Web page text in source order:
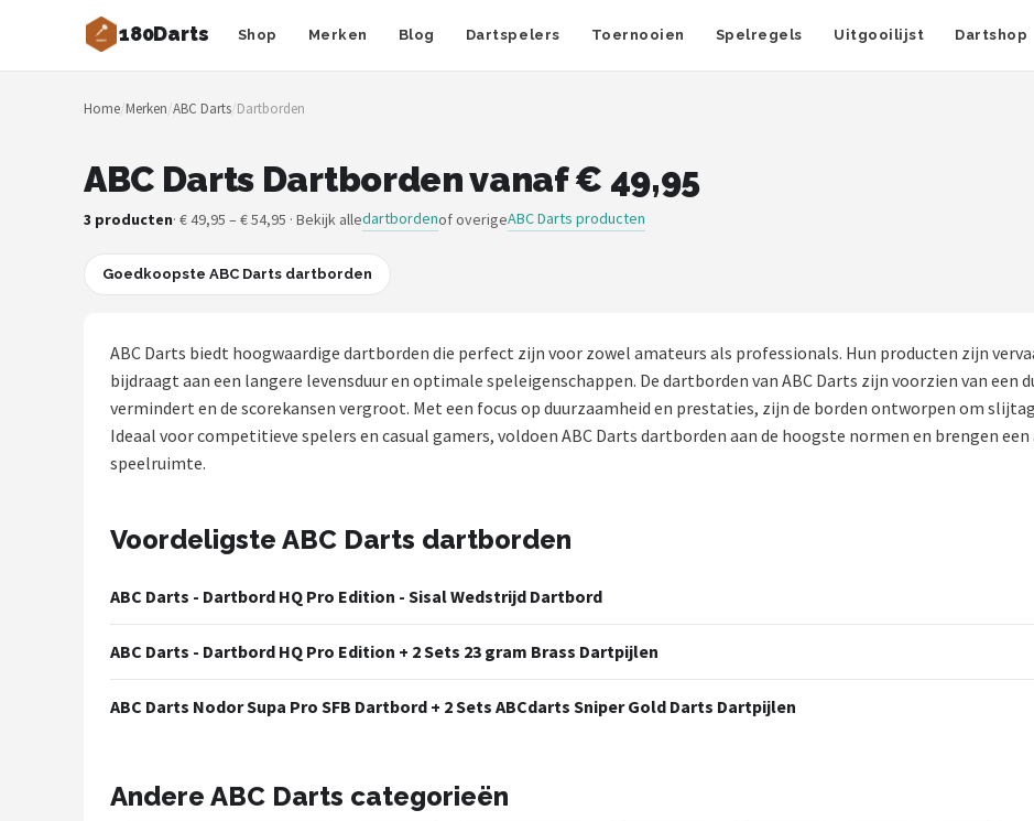
180Darts Shop Merken Blog Dartspelers Toernooien Spelregels Uitgooilijst Dartshop
Zoeken
NAVIGATIE
Merken
Toernooien
Spelregels
Dartshop
Home/Merken/ABC Darts/Dartborden
ABC Darts Dartborden vanaf € 49,95
3 producten· € 49,95 – € 54,95 · Bekijk alledartbordenof overigeABC Darts producten
Goedkoopste ABC Darts dartborden
ABC Darts biedt hoogwaardige dartborden die perfect zijn voor zowel amateurs als professionals. Hun producten zijn
bijdraagt aan een langere levensduur en optimale speleigenschappen. De dartborden van ABC Darts zijn voorzien van een
vermindert en de scorekansen vergroot. Met een focus op duurzaamheid en prestaties, zijn de borden ontworpen om
Ideaal voor competitieve spelers en casual gamers, voldoen ABC Darts dartborden aan de hoogste normen en brengen
speelruimte.
Voordeligste ABC Darts dartborden
ABC Darts - Dartbord HQ Pro Edition - Sisal Wedstrijd Dartbord
ABC Darts - Dartbord HQ Pro Edition + 2 Sets 23 gram Brass Dartpijlen
ABC Darts Nodor Supa Pro SFB Dartbord + 2 Sets ABCdarts Sniper Gold Darts Dartpijlen
Andere ABC Darts categorieën